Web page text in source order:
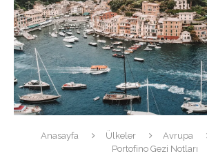
Anasayfa Ülkeler Avrupa
Portofino Gezi Notları